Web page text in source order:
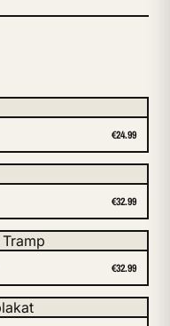
€24.99
€32.99
€32.99